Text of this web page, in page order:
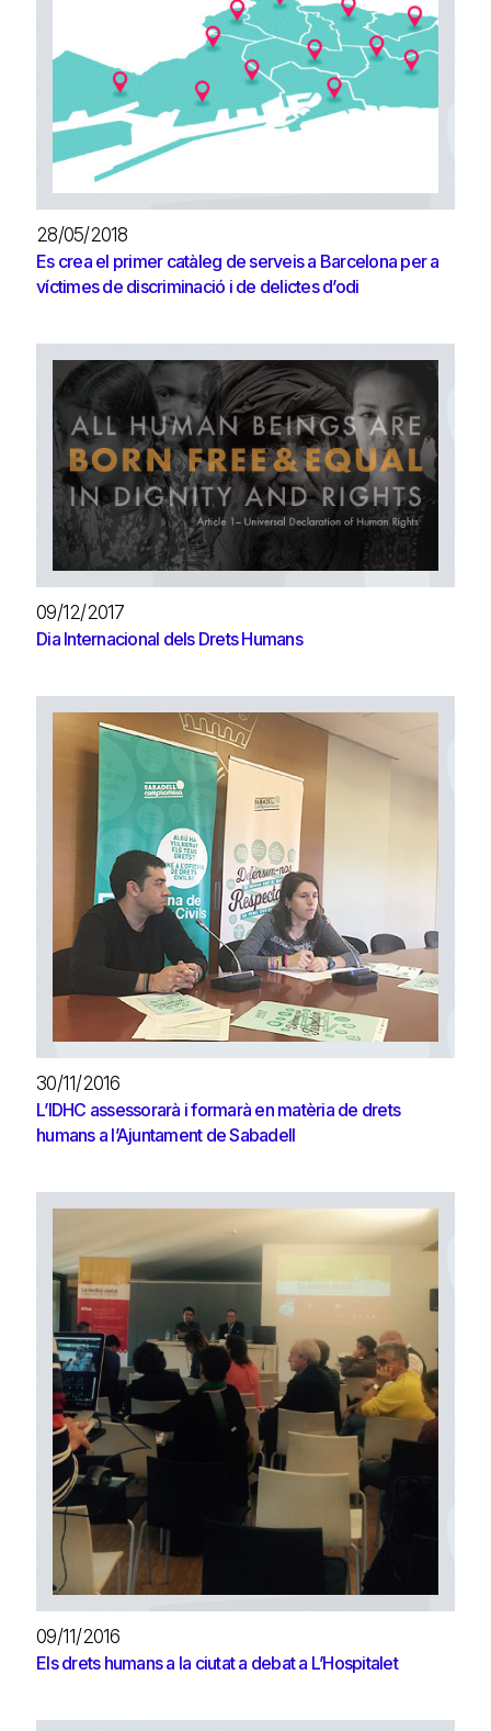
28/05/2018
Es crea el primer catàleg de serveis a Barcelona per a
víctimes de discriminació i de delictes d’odi
09/12/2017
Dia Internacional dels Drets Humans
30/11/2016
L’IDHC assessorarà i formarà en matèria de drets
humans a l’Ajuntament de Sabadell
09/11/2016
Els drets humans a la ciutat a debat a L’Hospitalet